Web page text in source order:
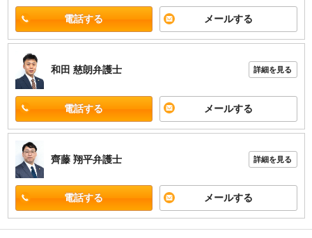
電話する メールする
和田 慈朗弁護士 詳細を見る
電話する メールする
齊藤 翔平弁護士 詳細を見る
電話する メールする